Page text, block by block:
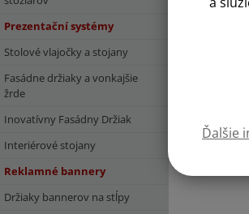
Ďalšie
Prezentační systémy
Stolové vlajočky a stojany
Fasádne držiaky a vonkajšie
žrde
Inovatívny Fasádny Držiak
Interiérové stojany
Reklamné bannery
Držiaky bannerov na stĺpy